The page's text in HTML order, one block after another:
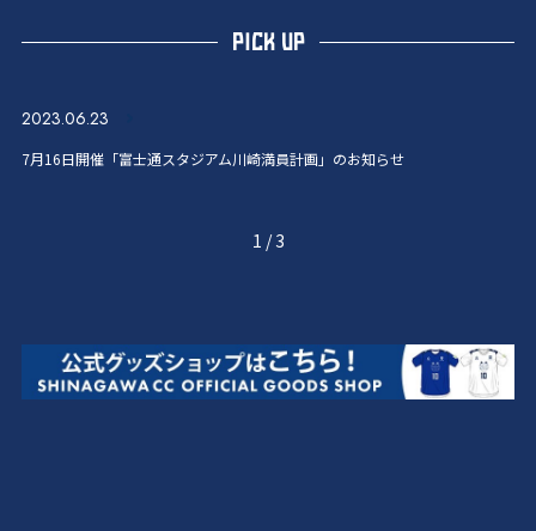
PICK UP
2023.06.23
7月16日開催「富士通スタジアム川崎満員計画」のお知らせ
1 /3